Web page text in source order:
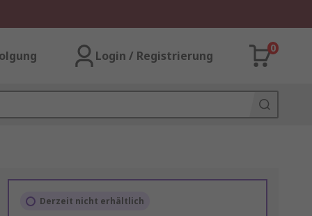
Login / Registrierung
0
Derzeit nicht erhältlich